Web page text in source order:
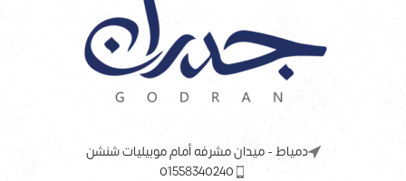
دمياط - ميدان مشرفه أمام موبيليات شنشن
01558340240